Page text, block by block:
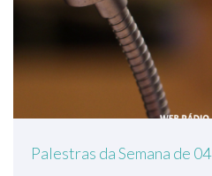
Palestras da Semana de